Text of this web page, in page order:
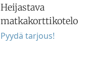
Heijastava
matkakorttikotelo
Pyydä tarjous!